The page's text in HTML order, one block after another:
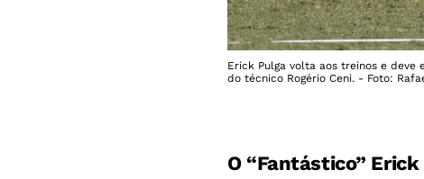
Erick Pulga volta aos treinos e deve
do técnico Rogério Ceni. - Foto:
O “Fantástico”